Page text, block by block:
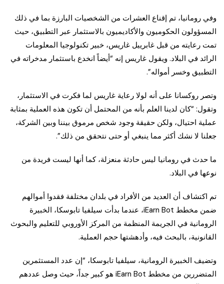
وفي رومانيا، تم إقناع العشرات من الشخصيات البارزة بما في ذلك
المسؤولون الحكوميون والأكاديميون بالاستثمار عبر التطبيق، حيث
تمت رعايته من قبل غابرييل غاريس، خبير تكنولوجيا المعلومات
الرائد في البلاد. ويقول غاريس إنه “أيضاً انخدع باستثمار مدخراته في
التطبيق وخسر أمواله”.
وتصر روكسانا على أنه لولا رعاية غاريس لما فكرت في الاستثمار،
وتقول: “كان لدينا العلم بأنه من المحتمل أن تكون هذه العملية بمثابة
عملية احتيال، ولكن حقيقة وجود شخص مرموق بيننا وبين الشركة،
جعلنا لا نشك أكثر مما ينبغي أو حتى نتحقق من ذلك”.
ما حدث في رومانيا ليس حادثة منعزلة، كما أنها ليست فريدة من
نوعها في البلاد.
تم اكتشاف أن العديد من الأفراد في بلدان مختلفة فقدوا أموالهم
ضمن مخطط iEarn Bot، عندما بدأت سيلفيا تابوسكا، الخبيرة
الرومانية في الجريمة المنظمة من المركز الأوروبي للتعليم والبحوث
القانونية، بالبحث فيه، وأدهشتها حجم العملية.
وتضيف الخبيرة الرومانية، سيلفيا تابوسكا، “إن عدد المستثمرين
المتضررين من مخطط iEarn Bot هو كبير جداً، حيث وصل عددهم